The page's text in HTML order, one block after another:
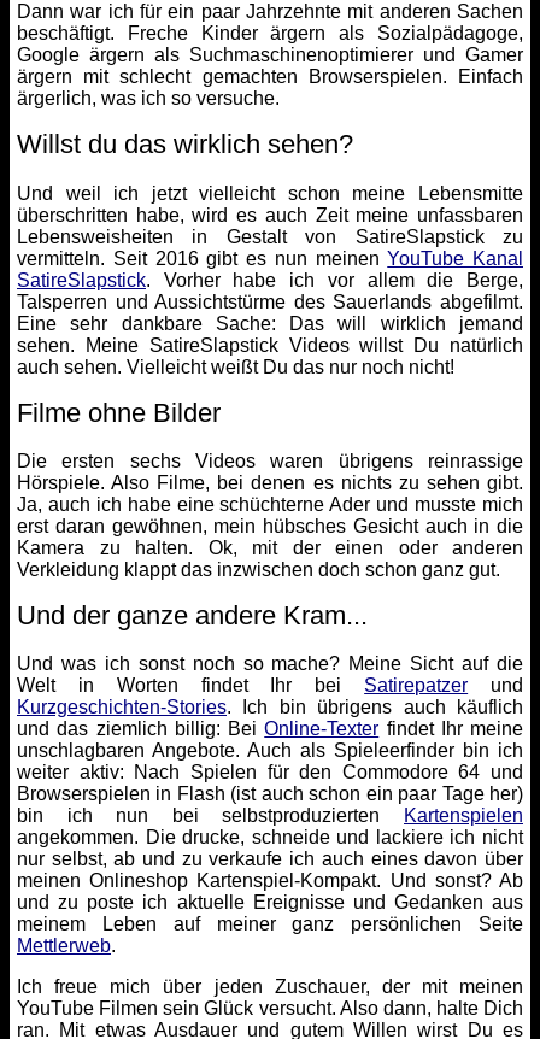
Dann war ich für ein paar Jahrzehnte mit anderen Sachen
beschäftigt. Freche Kinder ärgern als Sozialpädagoge,
Google ärgern als Suchmaschinenoptimierer und Gamer
ärgern mit schlecht gemachten Browserspielen. Einfach
ärgerlich, was ich so versuche.
Willst du das wirklich sehen?
Und weil ich jetzt vielleicht schon meine Lebensmitte
überschritten habe, wird es auch Zeit meine unfassbaren
Lebensweisheiten in Gestalt von SatireSlapstick zu
vermitteln. Seit 2016 gibt es nun meinenYouTube Kanal
SatireSlapstick. Vorher habe ich vor allem die Berge,
Talsperren und Aussichtstürme des Sauerlands abgefilmt.
Eine sehr dankbare Sache: Das will wirklich jemand
sehen. Meine SatireSlapstick Videos willst Du natürlich
auch sehen. Vielleicht weißt Du das nur noch nicht!
Filme ohne Bilder
Die ersten sechs Videos waren übrigens reinrassige
Hörspiele. Also Filme, bei denen es nichts zu sehen gibt.
Ja, auch ich habe eine schüchterne Ader und musste mich
erst daran gewöhnen, mein hübsches Gesicht auch in die
Kamera zu halten. Ok, mit der einen oder anderen
Verkleidung klappt das inzwischen doch schon ganz gut.
Und der ganze andere Kram...
Und was ich sonst noch so mache? Meine Sicht auf die
Welt in Worten findet Ihr bei Satirepatzer und
Kurzgeschichten-Stories. Ich bin übrigens auch käuflich
und das ziemlich billig: BeiOnline-Texter findet Ihr meine
unschlagbaren Angebote. Auch als Spieleerfinder bin ich
weiter aktiv: Nach Spielen für den Commodore 64 und
Browserspielen in Flash (ist auch schon ein paar Tage her)
bin ich nun bei selbstproduzierten
Kartenspielen
angekommen. Die drucke, schneide und lackiere ich nicht
nur selbst, ab und zu verkaufe ich auch eines davon über
meinen Onlineshop Kartenspiel-Kompakt. Und sonst? Ab
und zu poste ich aktuelle Ereignisse und Gedanken aus
meinem Leben auf meiner ganz persönlichen Seite
Mettlerweb.
Ich freue mich über jeden Zuschauer, der mit meinen
YouTube Filmen sein Glück versucht. Also dann, halte Dich
ran. Mit etwas Ausdauer und gutem Willen wirst Du es